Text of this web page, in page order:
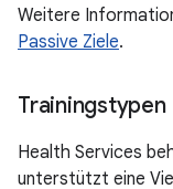
Weitere
Passive Ziele.
Trainingstypen
Health Services
unterstützt eine